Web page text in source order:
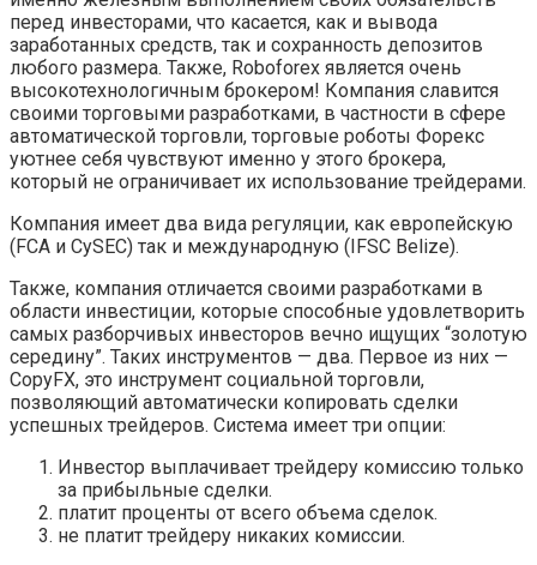
перед инвесторами, что касается, как и вывода
заработанных средств, так и сохранность депозитов
любого размера. Также, Roboforex является очень
высокотехнологичным брокером! Компания славится
своими торговыми разработками, в частности в сфере
автоматической торговли, торговые роботы Форекс
уютнее себя чувствуют именно у этого брокера,
который не ограничивает их использование трейдерами.
Компания имеет два вида регуляции, как европейскую
(FCA и CySEC) так и международную (IFSC Belize).
Также, компания отличается своими разработками в
области инвестиции, которые способные удовлетворить
самых разборчивых инвесторов вечно ищущих “золотую
середину”. Таких инструментов — два. Первое из них —
CopyFX, это инструмент социальной торговли,
позволяющий автоматически копировать сделки
успешных трейдеров. Система имеет три опции:
Инвестор выплачивает трейдеру комиссию только
за прибыльные сделки.
платит проценты от всего объема сделок.
не платит трейдеру никаких комиссии.